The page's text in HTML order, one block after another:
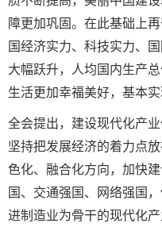
障更加巩固。在此基础上
国经济实力、科技实力、
大幅跃升，人均国内生产
生活更加幸福美好，基本实
全会提出，建设现代化产
坚持把发展经济的着力点
色化、融合化方向，加快
国、交通强国、网络强国
进制造业为骨干的现代化